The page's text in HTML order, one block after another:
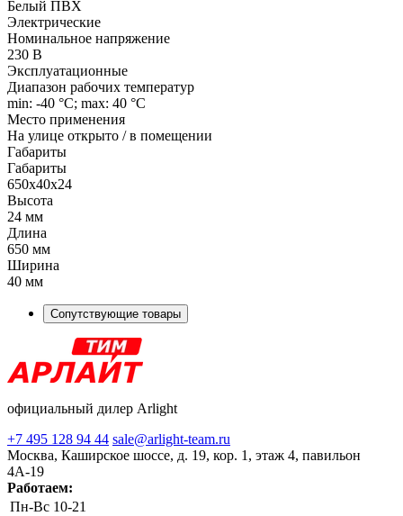
Белый ПВХ
Электрические
Номинальное напряжение
230 В
Эксплуатационные
Диапазон рабочих температур
min: -40 °C; max: 40 °C
Место применения
На улице открыто / в помещении
Габариты
Габариты
650x40x24
Высота
24 мм
Длина
650 мм
Ширина
40 мм
Сопутствующие товары
официальный дилер Arlight
+7 495 128 94 44 sale@arlight-team.ru
Москва, Каширское шоссе, д. 19, кор. 1, этаж 4, павильон
4А-19
Работаем:
Пн-Вс 10-21